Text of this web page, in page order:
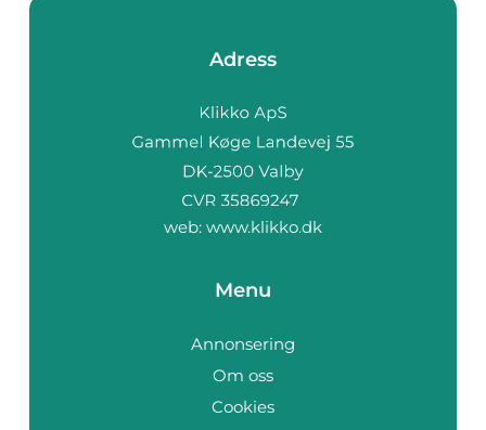
Adress
web: www.klikko.dk
Menu
Annonsering
Om oss
Cookies